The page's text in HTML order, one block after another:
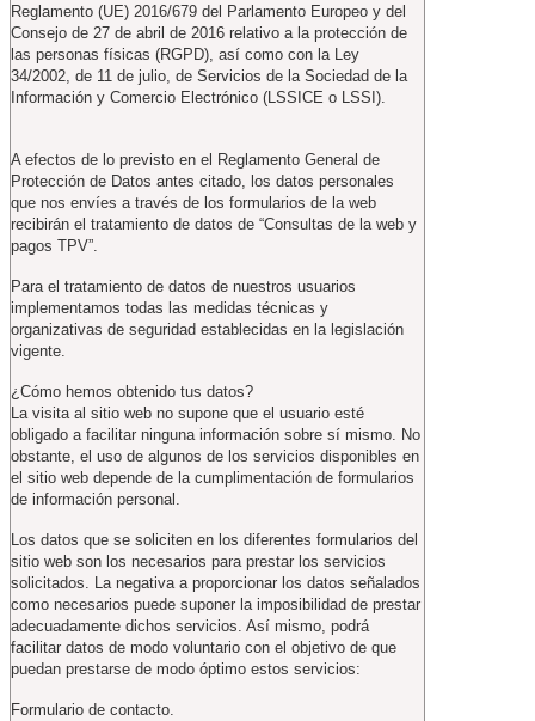
Reglamento (UE) 2016/679 del Parlamento Europeo y del
Consejo de 27 de abril de 2016 relativo a la protección de
las personas físicas (RGPD), así como con la Ley
34/2002, de 11 de julio, de Servicios de la Sociedad de la
Información y Comercio Electrónico (LSSICE o LSSI).
A efectos de lo previsto en el Reglamento General de
Protección de Datos antes citado, los datos personales
que nos envíes a través de los formularios de la web
recibirán el tratamiento de datos de “Consultas de la web y
pagos TPV”.
Para el tratamiento de datos de nuestros usuarios
implementamos todas las medidas técnicas y
organizativas de seguridad establecidas en la legislación
vigente.
¿Cómo hemos obtenido tus datos?
La visita al sitio web no supone que el usuario esté
obligado a facilitar ninguna información sobre sí mismo. No
obstante, el uso de algunos de los servicios disponibles en
el sitio web depende de la cumplimentación de formularios
de información personal.
Los datos que se soliciten en los diferentes formularios del
sitio web son los necesarios para prestar los servicios
solicitados. La negativa a proporcionar los datos señalados
como necesarios puede suponer la imposibilidad de prestar
adecuadamente dichos servicios. Así mismo, podrá
facilitar datos de modo voluntario con el objetivo de que
puedan prestarse de modo óptimo estos servicios:
Formulario de contacto.